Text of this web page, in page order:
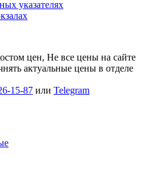
указателях
цен, Не все цены на сайте
актуальные цены в отделе
15-87 или Telegram